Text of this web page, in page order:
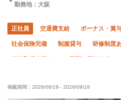
勤務地：大阪
正社員 交通費支給 ボーナス・賞
社会保険完備 制服貸与 研修制度
資格取得支援あり 髪型・髪色自由
掲載期間： 2026/06/19 - 2026/09/18